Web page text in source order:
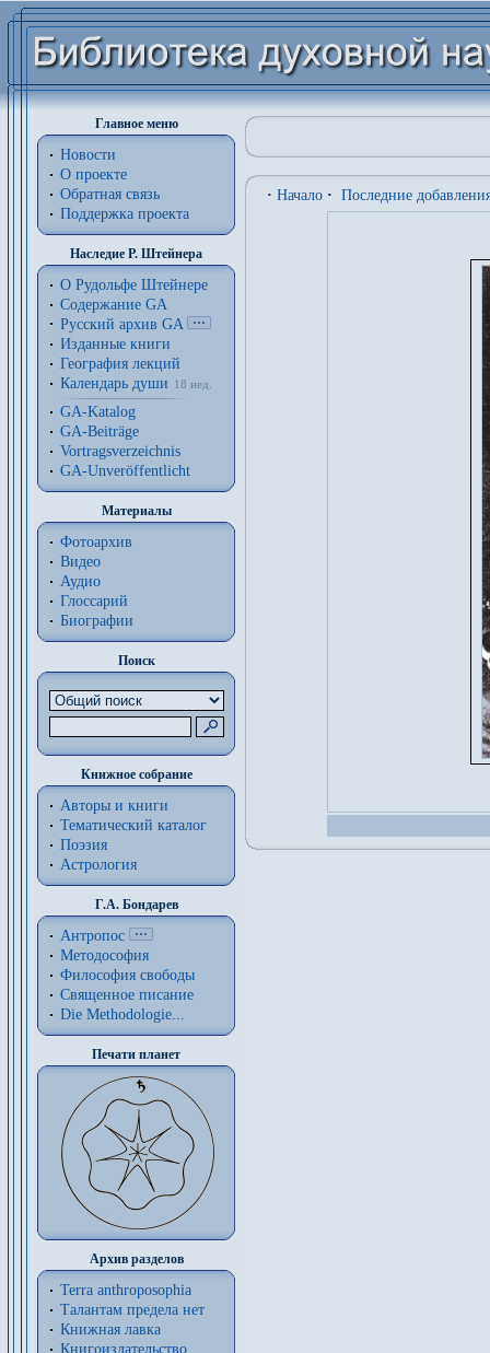
Главное меню
Новости
О проекте
Обратная связь
Поддержка проекта
Наследие Р. Штейнера
О Рудольфе Штейнере
Содержание GA
Русский архив GA
Изданные книги
География лекций
Календарь души
18 нед.
GA-Katalog
GA-Beiträge
Vortragsverzeichnis
GA-Unveröffentlicht
Материалы
Фотоархив
Видео
Аудио
Глоссарий
Биографии
Поиск
Книжное собрание
Авторы и книги
Тематический каталог
Поэзия
Астрология
Г.А. Бондарев
Антропос
Методософия
Философия cвободы
Священное писание
Die Methodologie...
Печати планет
Архив разделов
Terra anthroposophia
Талантам предела нет
Книжная лавка
Книгоиздательство
· Начало · Последние